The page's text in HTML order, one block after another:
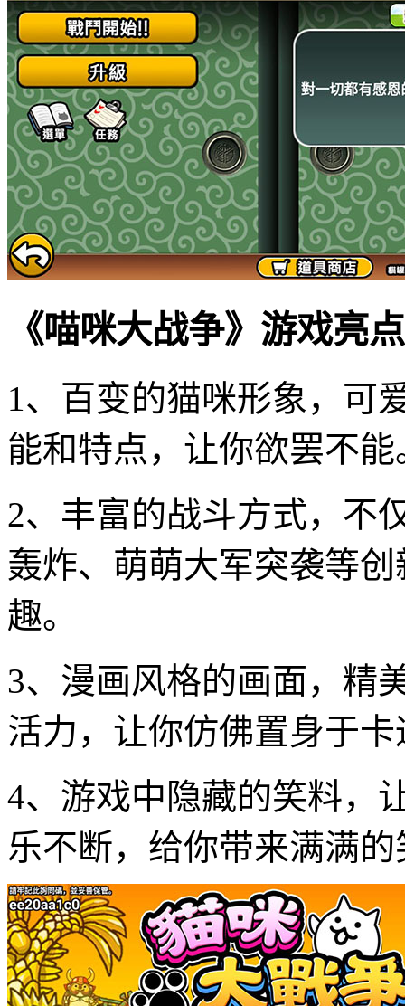
《喵咪大战争》游戏亮
1、百变的猫咪形象，可
能和特点，让你欲罢不能
2、丰富的战斗方式，不
轰炸、萌萌大军突袭等
趣。
3、漫画风格的画面，精
活力，让你仿佛置身于
4、游戏中隐藏的笑料，
乐不断，给你带来满满的